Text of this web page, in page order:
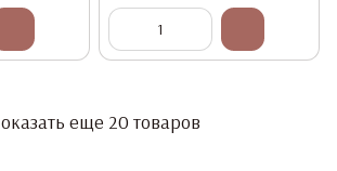
еще 20 товаров